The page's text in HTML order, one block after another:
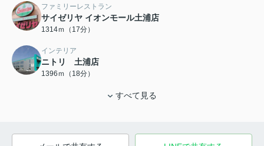
ファミリーレストラン
サイゼリヤ イオンモール土浦店
1314ｍ（17分）
インテリア
ニトリ 土浦店
1396ｍ（18分）
すべて見る